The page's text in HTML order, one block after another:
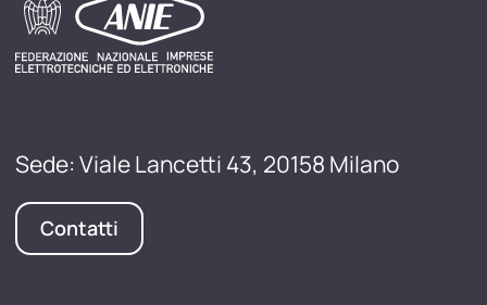
Sede: Viale Lancetti 43, 20158 Milano
Contatti